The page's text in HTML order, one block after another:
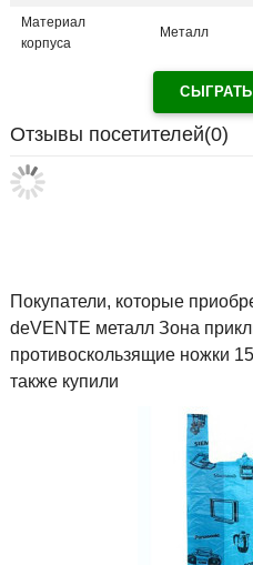
Материал
корпуса
Металл
Отзывы посетителей(0)
Покупатели, которые
deVENTE металл Зона
противоскользящие ножки
также купили